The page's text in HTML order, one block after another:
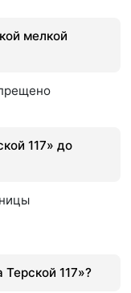
мелкой
117» до
117»?